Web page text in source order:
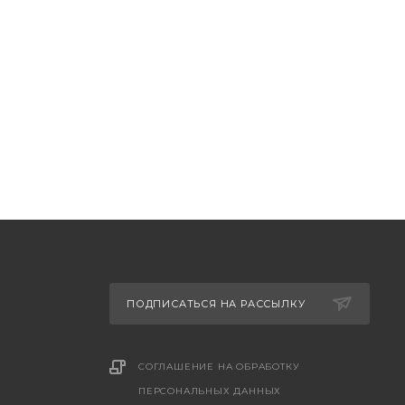
ПОДПИСАТЬСЯ НА РАССЫЛКУ
СОГЛАШЕНИЕ НА ОБРАБОТКУ
ПЕРСОНАЛЬНЫХ ДАННЫХ